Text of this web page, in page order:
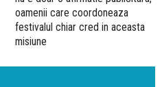
oamenii care coordoneaza
festivalul chiar cred in aceasta
misiune